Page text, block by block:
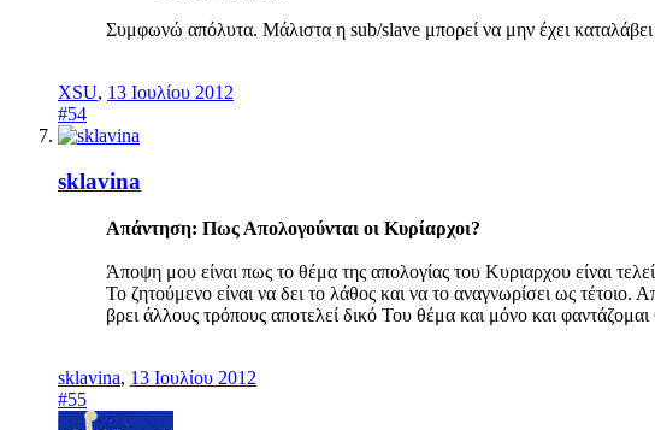
Συμφωνώ απόλυτα. Μάλιστα η sub/slave μπορεί να μην έχει καταλάβει
XSU, 13 Ιουλίου 2012
#54
sklavina
Απάντηση: Πως Απολογούνται οι Κυρίαρχοι?
Άποψη μου είναι πως το θέμα της απολογίας του Κυριαρχου είναι
Το ζητούμενο είναι να δει το λάθος και να το αναγνωρίσει ως
βρει άλλους τρόπους αποτελεί δικό Του θέμα και μόνο και
sklavina, 13 Ιουλίου 2012
#55